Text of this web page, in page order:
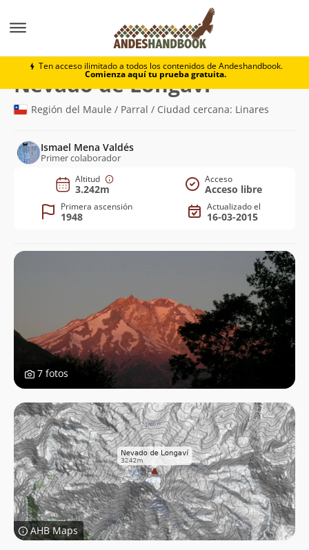
Ten acceso ilimitado a todos los contenidos de Andeshandbook.
Comienza aquí tu prueba gratuita.
Nevado de Longaví
Nevado de Longaví(3.242m)
Región del Maule / Parral / Ciudad cercana: Linares
Ismael Mena Valdés
Primer colaborador
Altitud
3.242m
Acceso
Acceso libre
Primera ascensión
1948
Actualizado el
16-03-2015
7 fotos
AHB Maps